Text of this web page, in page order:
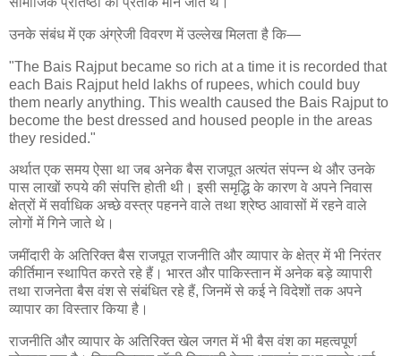
उनके संबंध में एक अंग्रेजी विवरण में उल्लेख मिलता है कि—
"The Bais Rajput became so rich at a time it is recorded that
each Bais Rajput held lakhs of rupees, which could buy
them nearly anything. This wealth caused the Bais Rajput to
become the best dressed and housed people in the areas
they resided."
अर्थात एक समय ऐसा था जब अनेक बैस राजपूत अत्यंत संपन्न थे और उनके
पास लाखों रुपये की संपत्ति होती थी। इसी समृद्धि के कारण वे अपने निवास
क्षेत्रों में सर्वाधिक अच्छे वस्त्र पहनने वाले तथा श्रेष्ठ आवासों में रहने वाले
लोगों में गिने जाते थे।
जमींदारी के अतिरिक्त बैस राजपूत राजनीति और व्यापार के क्षेत्र में भी निरंतर
कीर्तिमान स्थापित करते रहे हैं। भारत और पाकिस्तान में अनेक बड़े व्यापारी
तथा राजनेता बैस वंश से संबंधित रहे हैं, जिनमें से कई ने विदेशों तक अपने
व्यापार का विस्तार किया है।
राजनीति और व्यापार के अतिरिक्त खेल जगत में भी बैस वंश का महत्वपूर्ण